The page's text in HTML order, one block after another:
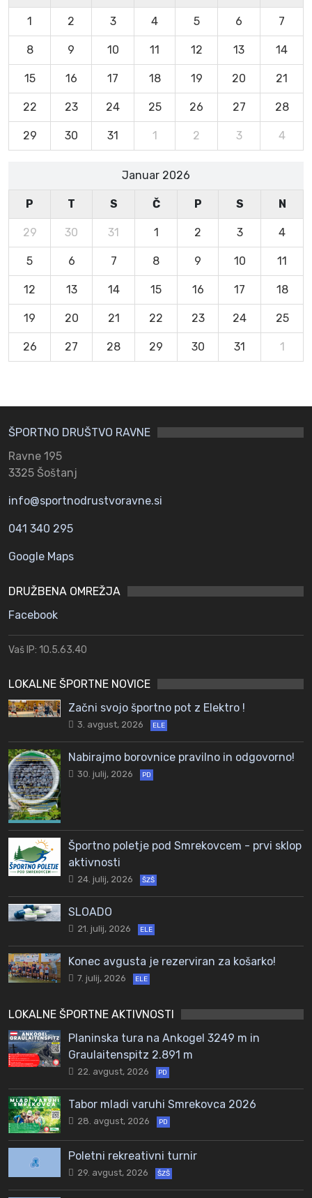
1 2 3 4 5 6 7
8 9 10 11 12 13 14
15 16 17 18 19 20 21
22 23 24 25 26 27 28
29 30 31 1 2 3 4
Januar 2026
P T S Č P S N
29 30 31 1 2 3 4
5 6 7 8 9 10 11
12 13 14 15 16 17 18
19 20 21 22 23 24 25
26 27 28 29 30 31 1
ŠPORTNO DRUŠTVO RAVNE
Ravne 195
3325 Šoštanj
info@sportnodrustvoravne.si
041 340 295
Google Maps
DRUŽBENA OMREŽJA
Facebook
Vaš IP: 10.5.63.40
LOKALNE ŠPORTNE NOVICE
Začni svojo športno pot z Elektro !
3. avgust, 2026 ELE
Nabirajmo borovnice pravilno in odgovorno!
30. julij, 2026 PD
Športno poletje pod Smrekovcem - prvi sklop
aktivnosti
24. julij, 2026 ŠZŠ
SLOADO
21. julij, 2026 ELE
Konec avgusta je rezerviran za košarko!
7. julij, 2026 ELE
LOKALNE ŠPORTNE AKTIVNOSTI
Planinska tura na Ankogel 3249 m in
Graulaitenspitz 2.891 m
22. avgust, 2026 PD
Tabor mladi varuhi Smrekovca 2026
28. avgust, 2026 PD
Poletni rekreativni turnir
29. avgust, 2026 ŠZŠ